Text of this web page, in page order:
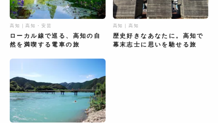
高知｜高知・安芸
ローカル線で巡る、高知の自
然を満喫する電車の旅
高知｜高知
歴史好きなあなたに。高知で
幕末志士に思いを馳せる旅